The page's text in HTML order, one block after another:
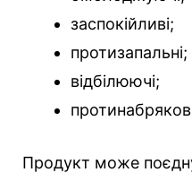
заспокійливі;
протизапальні;
відбілюючі;
Продукт може